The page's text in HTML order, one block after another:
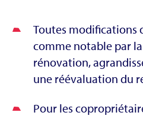
Toutes modifications
comme notable par
rénovation,
une réévaluation du
Pour les